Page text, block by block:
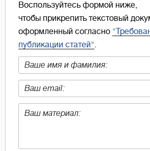
Воспользуйтесь формой ниже,
чтобы прикрепить текстовый
оформленный согласно
публикации статей".